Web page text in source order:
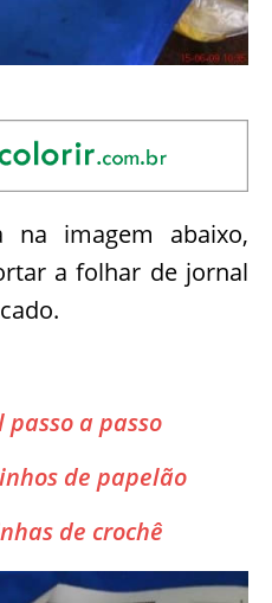
na imagem abaixo,
a folhar de jornal
a passo
de papelão
de crochê